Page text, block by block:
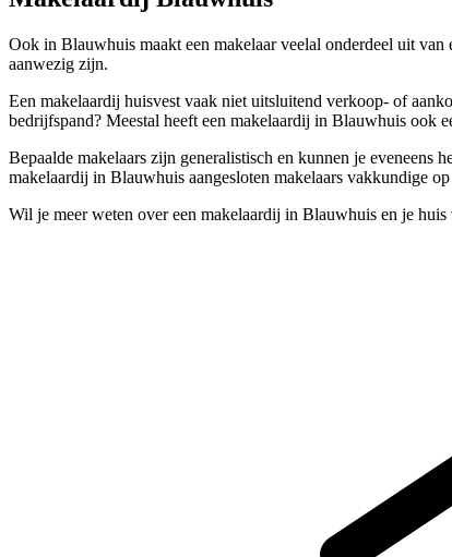
Ook in Blauwhuis maakt een makelaar veelal onderdeel uit
aanwezig zijn.
Een makelaardij huisvest vaak niet uitsluitend verkoop- of
bedrijfspand? Meestal heeft een makelaardij in Blauwhuis ook
Bepaalde makelaars zijn generalistisch en kunnen je
makelaardij in Blauwhuis aangesloten makelaars vakkundige
Wil je meer weten over een makelaardij in Blauwhuis en je